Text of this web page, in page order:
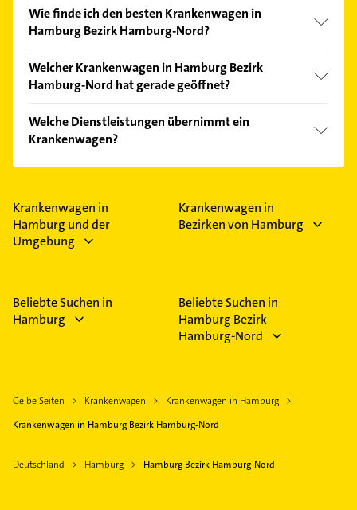
Wie finde ich den besten Krankenwagen in
Hamburg Bezirk Hamburg-Nord?
Kundenmeinungen und profitieren Sie von den
Empfehlungen. Die Suchergebnisse können Sie sich
Welcher Krankenwagen in Hamburg Bezirk
Hamburg-Nord hat gerade geöffnet?
Bitte beachten Sie, dass diese an Sonn- und
Feiertagen abweichen können.
Welche Dienstleistungen übernimmt ein
Krankenwagen?
Folgende Leistungen werden angeboten:
Krankenwagen in
Hamburg und der
Umgebung
Krankenwagen in
Bezirken von Hamburg
Beliebte Suchen in
Hamburg
Beliebte Suchen in
Hamburg Bezirk
Hamburg-Nord
Gelbe Seiten Krankenwagen
Krankenwagen in Hamburg
Krankenwagen in Hamburg Bezirk Hamburg-Nord
Deutschland Hamburg Hamburg Bezirk Hamburg-Nord